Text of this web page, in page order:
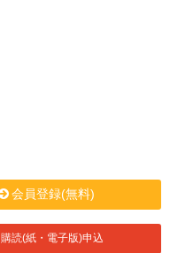
会員登録(無料)
購読(紙・電子版)申込